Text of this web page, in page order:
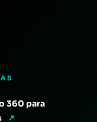
360 para
↗